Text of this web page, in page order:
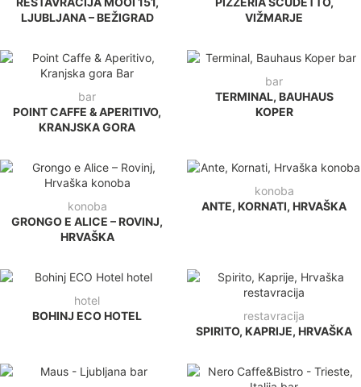
LJUBLJANA – BEŽIGRAD
VIŽMARJE
bar
POINT CAFFE & APERITIVO,
KRANJSKA GORA
bar
TERMINAL, BAUHAUS
KOPER
konoba
GRONGO E ALICE – ROVINJ,
HRVAŠKA
konoba
ANTE, KORNATI, HRVAŠKA
hotel
BOHINJ ECO HOTEL
restavracija
SPIRITO, KAPRIJE, HRVAŠKA